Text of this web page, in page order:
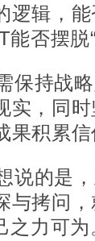
逻辑，
否摆脱“
保持战
实，同
果积累
说的是
与拷问
之力可